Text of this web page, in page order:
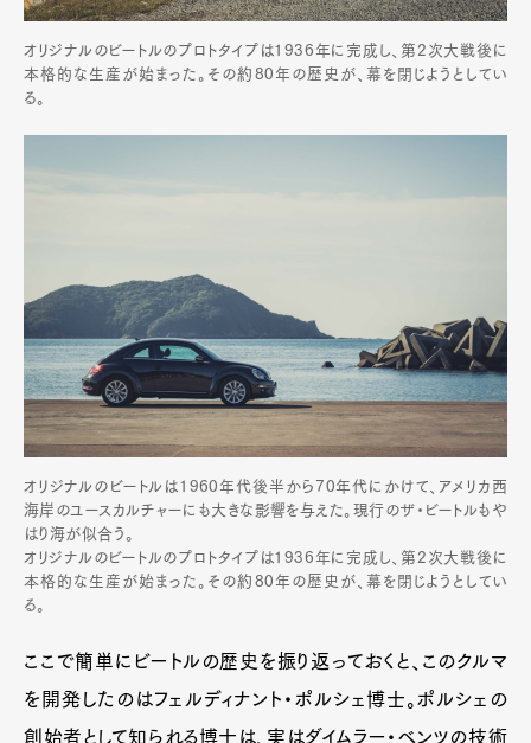
オリジナルのビートルのプロトタイプは1936年に完成し、第2次大戦後に
本格的な生産が始まった。その約80年の歴史が、幕を閉じようとしてい
る。
オリジナルのビートルは1960年代後半から70年代にかけて、アメリカ西
海岸のユースカルチャーにも大きな影響を与えた。現行のザ・ビートルもや
はり海が似合う。
オリジナルのビートルのプロトタイプは1936年に完成し、第2次大戦後に
本格的な生産が始まった。その約80年の歴史が、幕を閉じようとしてい
る。
ここで簡単にビートルの歴史を振り返っておくと、このクルマ
を開発したのはフェルディナント・ポルシェ博士。ポルシェの
創始者として知られる博士は、実はダイムラー・ベンツの技術